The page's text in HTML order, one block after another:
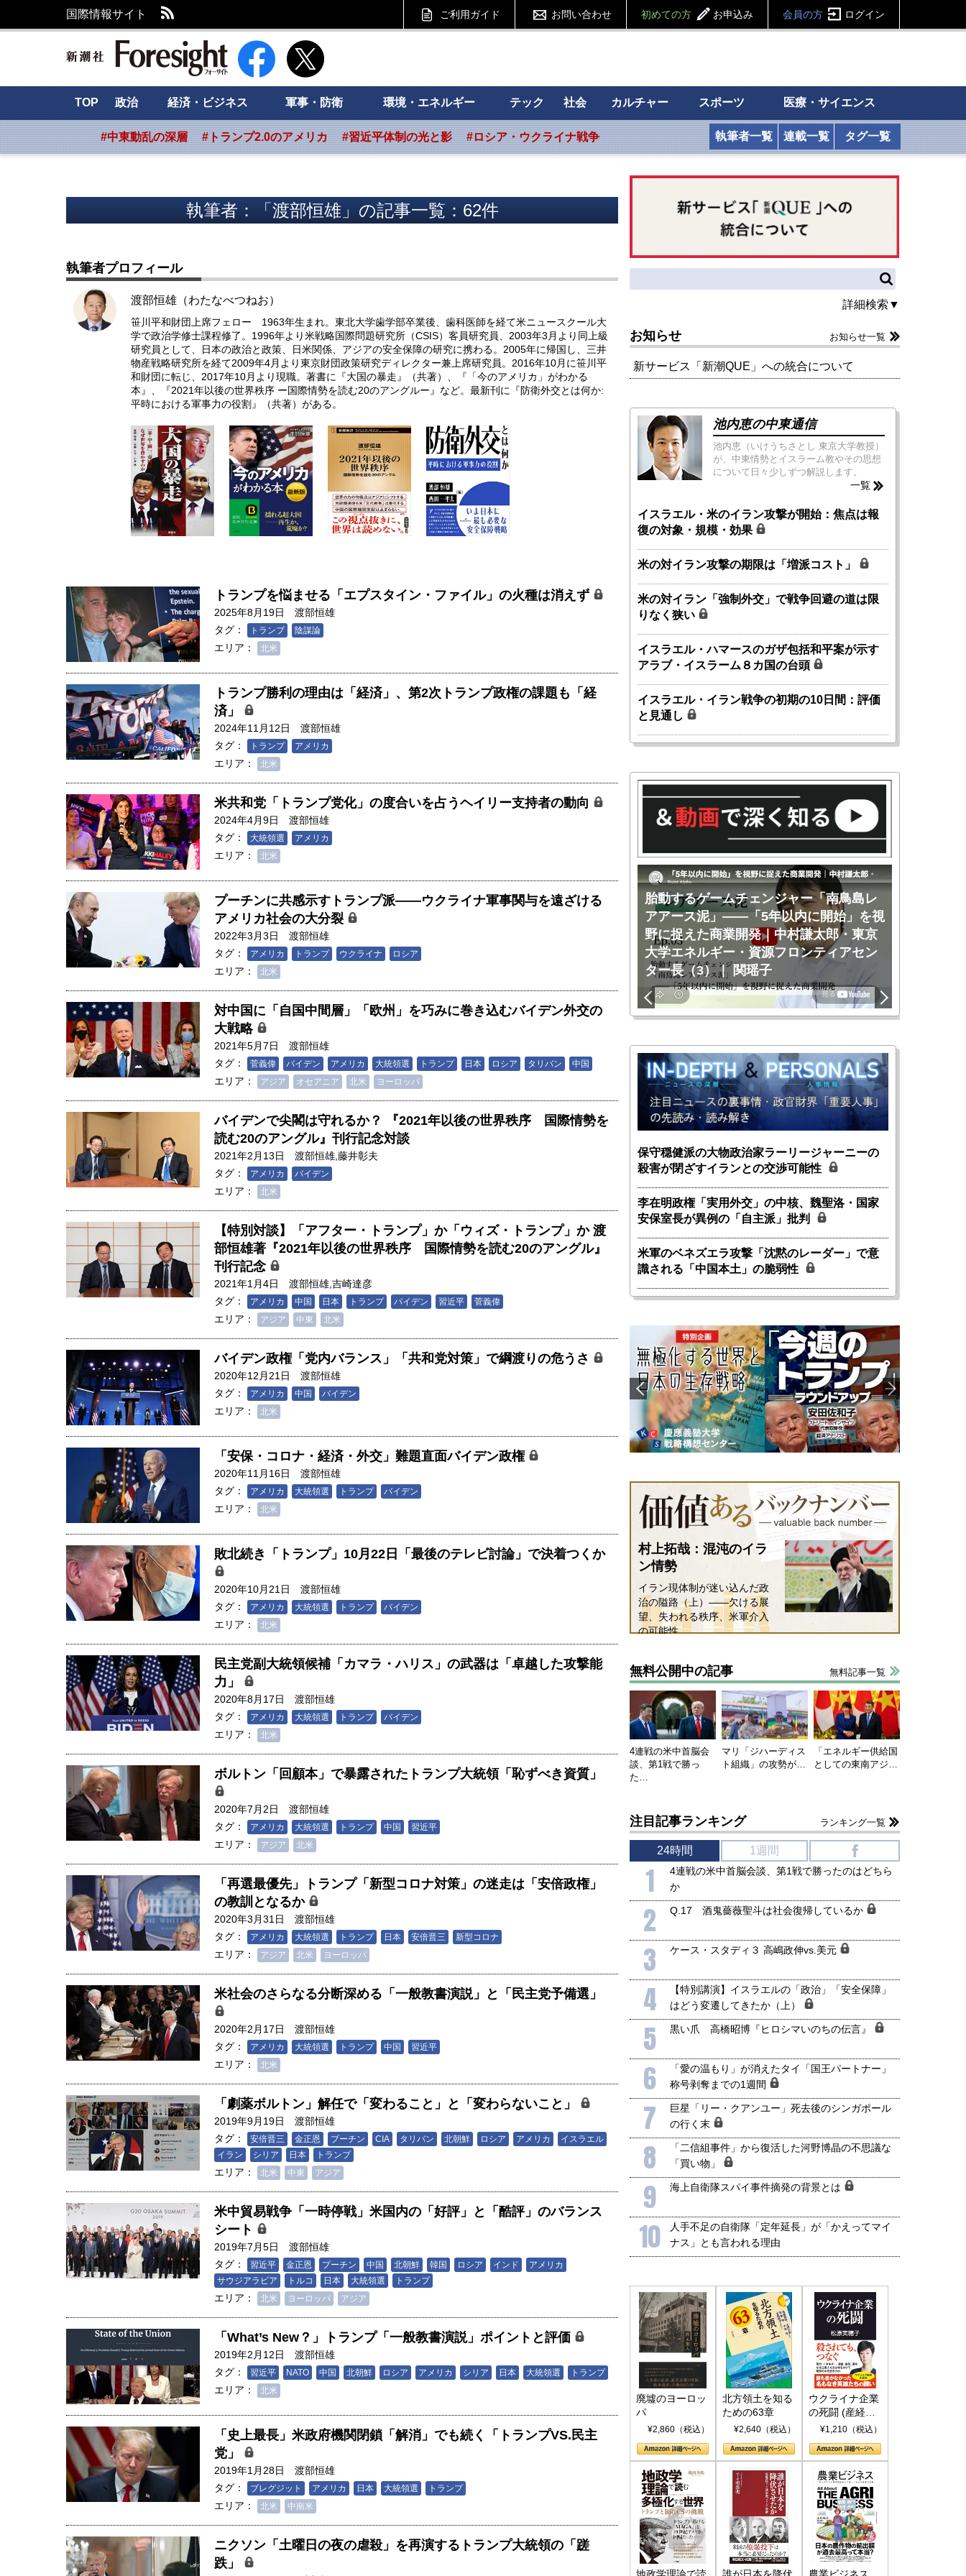
国際情報サイト ご利用ガイド お問い合わせ 初めての方 お申込み 会員の方 ログイン
新潮社 Foresight フォーサイト
TOP 政治 経済・ビジネス 軍事・防衛 環境・エネルギー テック 社会 カルチャー スポーツ 医療・サイエンス
#中東動乱の深層 #トランプ2.0のアメリカ #習近平体制の光と影 #ロシア・ウクライナ戦争 執筆者一覧 連載一覧 タグ一覧
執筆者：「渡部恒雄」の記事一覧：62件
執筆者プロフィール
渡部恒雄（わたなべつねお）
笹川平和財団上席フェロー 1963年生まれ。東北大学歯学部卒業後、歯科医師を経て米ニュースクール大
学で政治学修士課程修了。1996年より米戦略国際問題研究所（CSIS）客員研究員、2003年3月より同上級
研究員として、日本の政治と政策、日米関係、アジアの安全保障の研究に携わる。2005年に帰国し、三井
物産戦略研究所を経て2009年4月より東京財団政策研究ディレクター兼上席研究員。2016年10月に笹川平
和財団に転じ、2017年10月より現職。著書に『大国の暴走』（共著）、『「今のアメリカ」がわかる
本』、『2021年以後の世界秩序 ー国際情勢を読む20のアングルー』など。最新刊に『防衛外交とは何か:
平時における軍事力の役割』（共著）がある。
トランプを悩ませる「エプスタイン・ファイル」の火種は消えず
2025年8月19日
渡部恒雄
タグ：
トランプ 陰謀論
エリア： 北米
トランプ勝利の理由は「経済」、第2次トランプ政権の課題も「経
済」
2024年11月12日
渡部恒雄
タグ：
トランプ アメリカ
エリア： 北米
米共和党「トランプ党化」の度合いを占うヘイリー支持者の動向
2024年4月9日
渡部恒雄
タグ：
大統領選 アメリカ
エリア： 北米
プーチンに共感示すトランプ派――ウクライナ軍事関与を遠ざける
アメリカ社会の大分裂
2022年3月3日
渡部恒雄
タグ：
アメリカ トランプ ウクライナ ロシア
エリア： 北米
対中国に「自国中間層」「欧州」を巧みに巻き込むバイデン外交の
大戦略
2021年5月7日
渡部恒雄
タグ：
菅義偉 バイデン アメリカ 大統領選 トランプ 日本 ロシア タリバン 中国
エリア： アジア オセアニア 北米 ヨーロッパ
バイデンで尖閣は守れるか？ 『2021年以後の世界秩序 国際情勢を
読む20のアングル』刊行記念対談
2021年2月13日 渡部恒雄 藤井彰夫
タグ：
アメリカ バイデン
エリア： 北米
【特別対談】「アフター・トランプ」か「ウィズ・トランプ」か 渡
部恒雄著『2021年以後の世界秩序 国際情勢を読む20のアングル』
刊行記念
2021年1月4日 渡部恒雄 吉崎達彦
タグ：
アメリカ 中国 日本 トランプ バイデン 習近平 菅義偉
エリア： アジア 中東 北米
バイデン政権「党内バランス」「共和党対策」で綱渡りの危うさ
2020年12月21日
渡部恒雄
タグ：
アメリカ 中国 バイデン
エリア： 北米
「安保・コロナ・経済・外交」難題直面バイデン政権
2020年11月16日
渡部恒雄
タグ：
アメリカ 大統領選 トランプ バイデン
エリア： 北米
敗北続き「トランプ」10月22日「最後のテレビ討論」で決着つくか
2020年10月21日
渡部恒雄
タグ：
アメリカ 大統領選 トランプ バイデン
エリア： 北米
民主党副大統領候補「カマラ・ハリス」の武器は「卓越した攻撃能
力」
2020年8月17日
渡部恒雄
タグ：
アメリカ 大統領選 トランプ バイデン
エリア： 北米
ボルトン「回顧本」で暴露されたトランプ大統領「恥ずべき資質」
2020年7月2日
渡部恒雄
タグ：
アメリカ 大統領選 トランプ 中国 習近平
エリア： アジア 北米
「再選最優先」トランプ「新型コロナ対策」の迷走は「安倍政権」
の教訓となるか
2020年3月31日
渡部恒雄
タグ：
アメリカ 大統領選 トランプ 日本 安倍晋三 新型コロナ
エリア： アジア 北米 ヨーロッパ
米社会のさらなる分断深める「一般教書演説」と「民主党予備選」
2020年2月17日
渡部恒雄
タグ：
アメリカ 大統領選 トランプ 中国 習近平
エリア： 北米
「劇薬ボルトン」解任で「変わること」と「変わらないこと」
2019年9月19日
渡部恒雄
タグ：
安倍晋三 金正恩 プーチン CIA タリバン 北朝鮮 ロシア アメリカ
イスラエル
イラン
シリア 日本 トランプ
エリア： 北米 中東 アジア
米中貿易戦争「一時停戦」米国内の「好評」と「酷評」のバランス
シート
2019年7月5日
渡部恒雄
タグ：
習近平 金正恩 プーチン 中国 北朝鮮 韓国 ロシア インド
アメリカ
サウジアラビア
トルコ 日本 大統領選 トランプ
エリア： 北米 ヨーロッパ アジア
「What’s New？」トランプ「一般教書演説」ポイントと評価
2019年2月12日
渡部恒雄
タグ：
習近平 NATO 中国 北朝鮮 ロシア アメリカ シリア 日本 大統領選 トランプ
エリア： 北米
「史上最長」米政府機関閉鎖「解消」でも続く「トランプVS.民主
党」
2019年1月28日
渡部恒雄
タグ：
ブレグジット アメリカ 日本 大統領選 トランプ
エリア： 北米 中南米
ニクソン「土曜日の夜の虐殺」を再演するトランプ大統領の「蹉
跌」
詳細検索▼
お知らせ お知らせ一覧
新サービス「新潮QUE」への統合について
池内恵の中東通信
池内恵（いけうちさとし 東京大学教授）
が、中東情勢とイスラーム教やその思想
について日々少しずつ解説します。
一覧
イスラエル・米のイラン攻撃が開始：焦点は報
復の対象・規模・効果
米の対イラン攻撃の期限は「増派コスト」
米の対イラン「強制外交」で戦争回避の道は限
りなく狭い
イスラエル・ハマースのガザ包括和平案が示す
アラブ・イスラーム８カ国の台頭
イスラエル・イラン戦争の初期の10日間：評価
と見通し
人は「地上の太陽」を手にするか 核融
合発電の現在地――実現・普及後の「世
界像」｜江尻晶・東京大学大学院新領域
創成科学研究科教授（4）｜ 関瑶子
胎動するゲームチェンジャー「南鳥島レ
学エネルギー・資源フロンティアセンタ
胎動するゲームチェンジャー「南鳥島レ
アアース泥」――「5年以内に開始」を視
野に捉えた商業開発｜中村謙太郎・東京
大学エネルギー・資源フロンティアセン
ター長（3）｜ 関瑶子
保守穏健派の大物政治家ラーリージャーニーの
殺害が閉ざすイランとの交渉可能性
李在明政権「実用外交」の中核、魏聖洛・国家
安保室長が異例の「自主派」批判
米軍のベネズエラ攻撃「沈黙のレーダー」で意
識される「中国本土」の脆弱性
村上拓哉：混沌のイラ
ン情勢
イラン現体制が迷い込んだ政
治の隘路（上）――欠ける展
望、失われる秩序、米軍介入
の可能性
無料公開中の記事 無料記事一覧
4連戦の米中首脳会
談、第1戦で勝っ
た…
マリ「ジハーディス
ト組織」の攻勢が…
「エネルギー供給国
としての東南アジ…
注目記事ランキング ランキング一覧
24時間 1週間
1
4連戦の米中首脳会談、第1戦で勝ったのはどちら
か
2 Q.17 酒鬼薔薇聖斗は社会復帰しているか
3 ケース・スタディ３ 高嶋政伸vs.美元
4
【特別講演】イスラエルの「政治」「安全保障」
はどう変遷してきたか（上）
5 黒い爪 高橋昭博『ヒロシマいのちの伝言』
6
「愛の温もり」が消えたタイ「国王パートナー」
称号剥奪までの1週間
7
巨星「リー・クアンユー」死去後のシンガポール
の行く末
8
「二信組事件」から復活した河野博晶の不思議な
「買い物」
9 海上自衛隊スパイ事件摘発の背景とは
10
人手不足の自衛隊「定年延長」が「かえってマイ
ナス」とも言われる理由
廃墟のヨーロッ
パ
¥2,860（税込）
北方領土を知る
ための63章
¥2,640（税込）
ウクライナ企業
の死闘 (産経セ
レクト S 039)
¥1,210（税込）
地政学理論で読 誰が日本を降伏 農業ビジネス